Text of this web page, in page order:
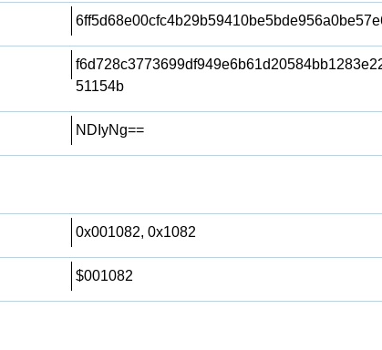
51154b
NDIyNg==
0x001082, 0x1082
$001082